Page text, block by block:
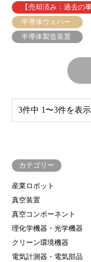
【売却済み：過去の事
半導体ウェハー
半導体製造装置
3件中 1〜3件を表示
カテゴリー
産業ロボット
真空装置
真空コンポーネント
理化学機器・光学機器
クリーン環境機器
電気計測器・電気部品